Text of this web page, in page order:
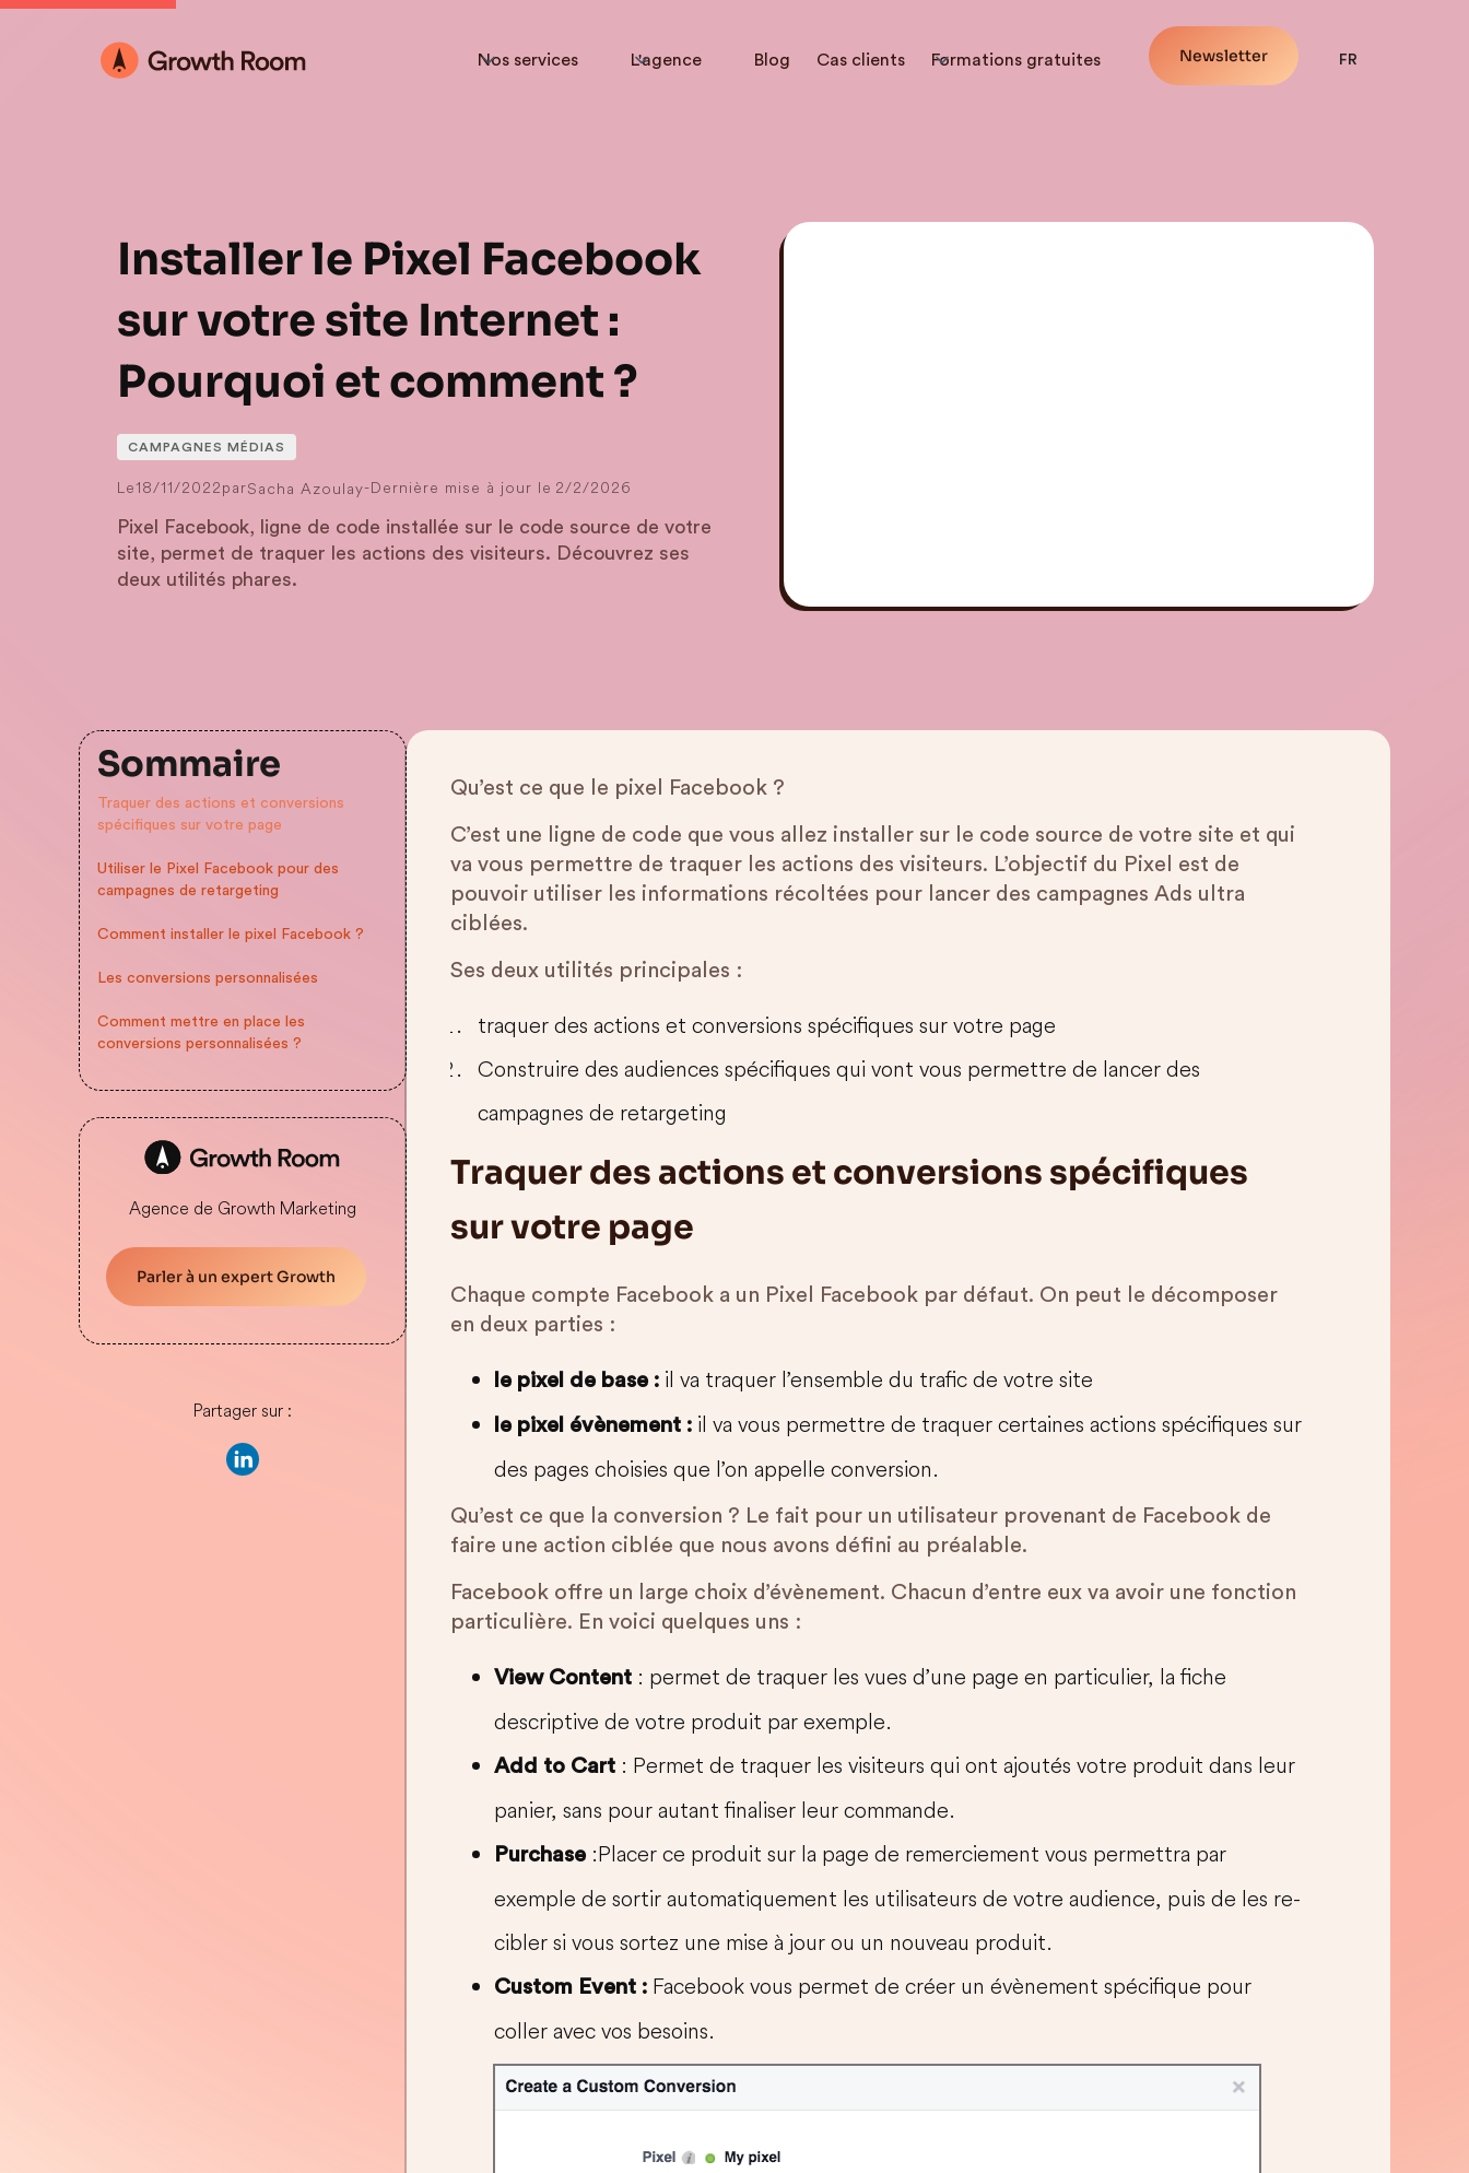
Installer le Pixel Facebook
sur votre site Internet :
Pourquoi et comment ?
CAMPAGNES MÉDIAS
Le18/11/2022parSacha Azoulay-Dernière mise à jour le 2/2/2026
Pixel Facebook, ligne de code installée sur le code source de votre
site, permet de traquer les actions des visiteurs. Découvrez ses
deux utilités phares.
Sommaire
Traquer des actions et conversions
spécifiques sur votre page
Utiliser le Pixel Facebook pour des
campagnes de retargeting
Comment installer le pixel Facebook ?
Les conversions personnalisées
Comment mettre en place les
conversions personnalisées ?
Agence de Growth Marketing
Parler à un expert Growth
Partager sur :
Qu’est ce que le pixel Facebook ?
C’est une ligne de code que vous allez installer sur le code source de votre site et qui
va vous permettre de traquer les actions des visiteurs. L’objectif du Pixel est de
pouvoir utiliser les informations récoltées pour lancer des campagnes Ads ultra
ciblées.
Ses deux utilités principales :
traquer des actions et conversions spécifiques sur votre page
Construire des audiences spécifiques qui vont vous permettre de lancer des
campagnes de retargeting
Traquer des actions et conversions spécifiques
sur votre page
Chaque compte Facebook a un Pixel Facebook par défaut. On peut le décomposer
en deux parties :
le pixel de base : il va traquer l’ensemble du trafic de votre site
le pixel évènement : il va vous permettre de traquer certaines actions spécifiques sur
des pages choisies que l’on appelle conversion.
Qu’est ce que la conversion ? Le fait pour un utilisateur provenant de Facebook de
faire une action ciblée que nous avons défini au préalable.
Facebook offre un large choix d’évènement. Chacun d’entre eux va avoir une fonction
particulière. En voici quelques uns :
View Content : permet de traquer les vues d’une page en particulier, la fiche
descriptive de votre produit par exemple.
Add to Cart : Permet de traquer les visiteurs qui ont ajoutés votre produit dans leur
panier, sans pour autant finaliser leur commande.
Purchase :Placer ce produit sur la page de remerciement vous permettra par
exemple de sortir automatiquement les utilisateurs de votre audience, puis de les re-
cibler si vous sortez une mise à jour ou un nouveau produit.
Custom Event : Facebook vous permet de créer un évènement spécifique pour
coller avec vos besoins.
Nos services L'agence Blog Cas clients Formations gratuites Newsletter FR